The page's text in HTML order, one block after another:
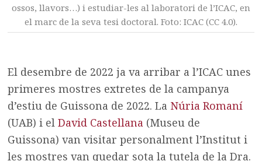
ossos, llavors…) i estudiar-les al laboratori de l’ICAC, en
el marc de la seva tesi doctoral. Foto: ICAC (CC 4.0).
El desembre de 2022 ja va arribar a l’ICAC unes
primeres mostres extretes de la campanya
d’estiu de Guissona de 2022. La Núria Romaní
(UAB) i elDavid Castellana (Museu de
Guissona) van visitar personalment l’Institut i
les mostres van quedar sota la tutela de la Dra.